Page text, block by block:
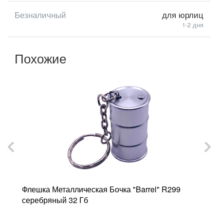
Безналичный для юрлиц
1-2 дня
Похожие
Флешка Металлическая Бочка "Barrel" R299
серебряный 32 Гб